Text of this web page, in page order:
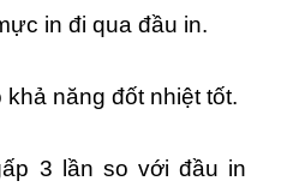
in đi qua đầu in.
năng đốt nhiệt tốt.
3 lần so với đầu in